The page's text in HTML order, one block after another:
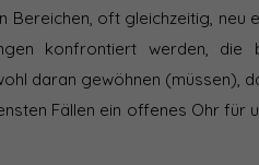
Bereichen, oft gleichzeitig, neu
konfrontiert werden,
daran gewöhnen (müssen),
Fällen ein offenes Ohr für